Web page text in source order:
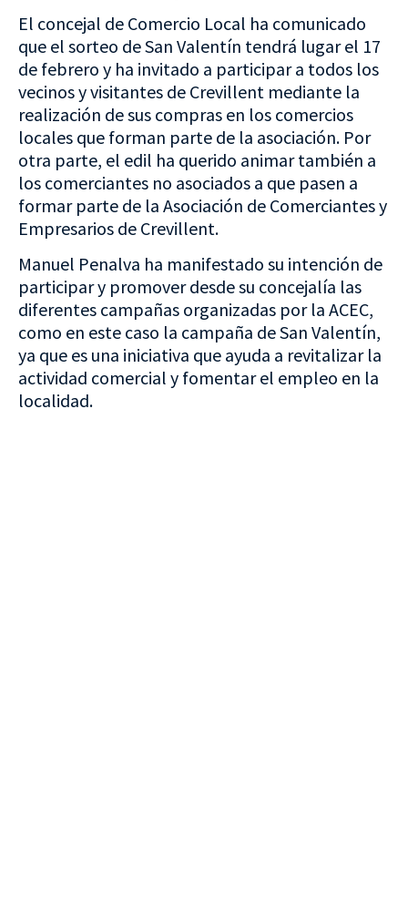
El concejal de Comercio Local ha comunicado
que el sorteo de San Valentín tendrá lugar el 17
de febrero y ha invitado a participar a todos los
vecinos y visitantes de Crevillent mediante la
realización de sus compras en los comercios
locales que forman parte de la asociación. Por
otra parte, el edil ha querido animar también a
los comerciantes no asociados a que pasen a
formar parte de la Asociación de Comerciantes y
Empresarios de Crevillent.
Manuel Penalva ha manifestado su intención de
participar y promover desde su concejalía las
diferentes campañas organizadas por la ACEC,
como en este caso la campaña de San Valentín,
ya que es una iniciativa que ayuda a revitalizar la
actividad comercial y fomentar el empleo en la
localidad.